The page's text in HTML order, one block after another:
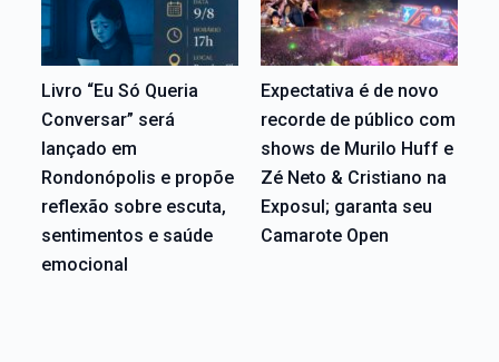
Livro “Eu Só Queria
Conversar” será
lançado em
Rondonópolis e propõe
reflexão sobre escuta,
sentimentos e saúde
emocional
Expectativa é de novo
recorde de público com
shows de Murilo Huff e
Zé Neto & Cristiano na
Exposul; garanta seu
Camarote Open